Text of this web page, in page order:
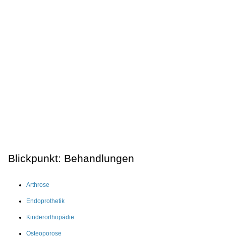
Blickpunkt: Behandlungen
Arthrose
Endoprothetik
Kinderorthopädie
Osteoporose